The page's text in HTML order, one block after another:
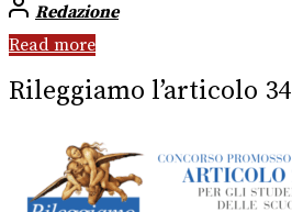
Redazione
Read more
Rileggiamo l’articolo 34